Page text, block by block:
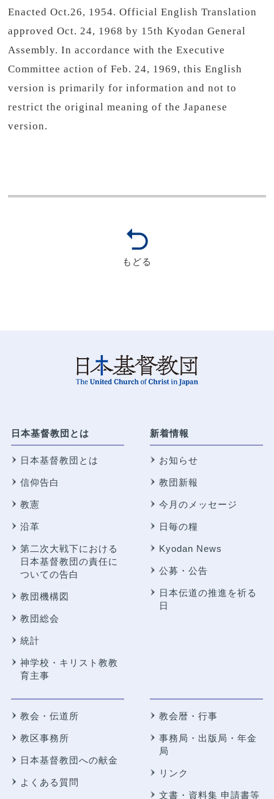
Enacted Oct.26, 1954. Official English Translation
approved Oct. 24, 1968 by 15th Kyodan General
Assembly. In accordance with the Executive
Committee action of Feb. 24, 1969, this English
version is primarily for information and not to
restrict the original meaning of the Japanese
version.
もどる
日本基督教団とは
日本基督教団とは
信仰告白
教憲
沿革
第二次大戦下における
日本基督教団の責任に
ついての告白
教団機構図
教団総会
統計
神学校・キリスト教教
育主事
新着情報
お知らせ
教団新報
今月のメッセージ
日毎の糧
Kyodan News
公募・公告
日本伝道の推進を祈る
日
教会・伝道所
教区事務所
日本基督教団への献金
よくある質問
教会暦・行事
事務局・出版局・年金
局
リンク
文書・資料集 申請書等